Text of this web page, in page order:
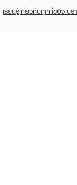
เรียนรู้เกี่ยวกับคุกกี้ของเบร